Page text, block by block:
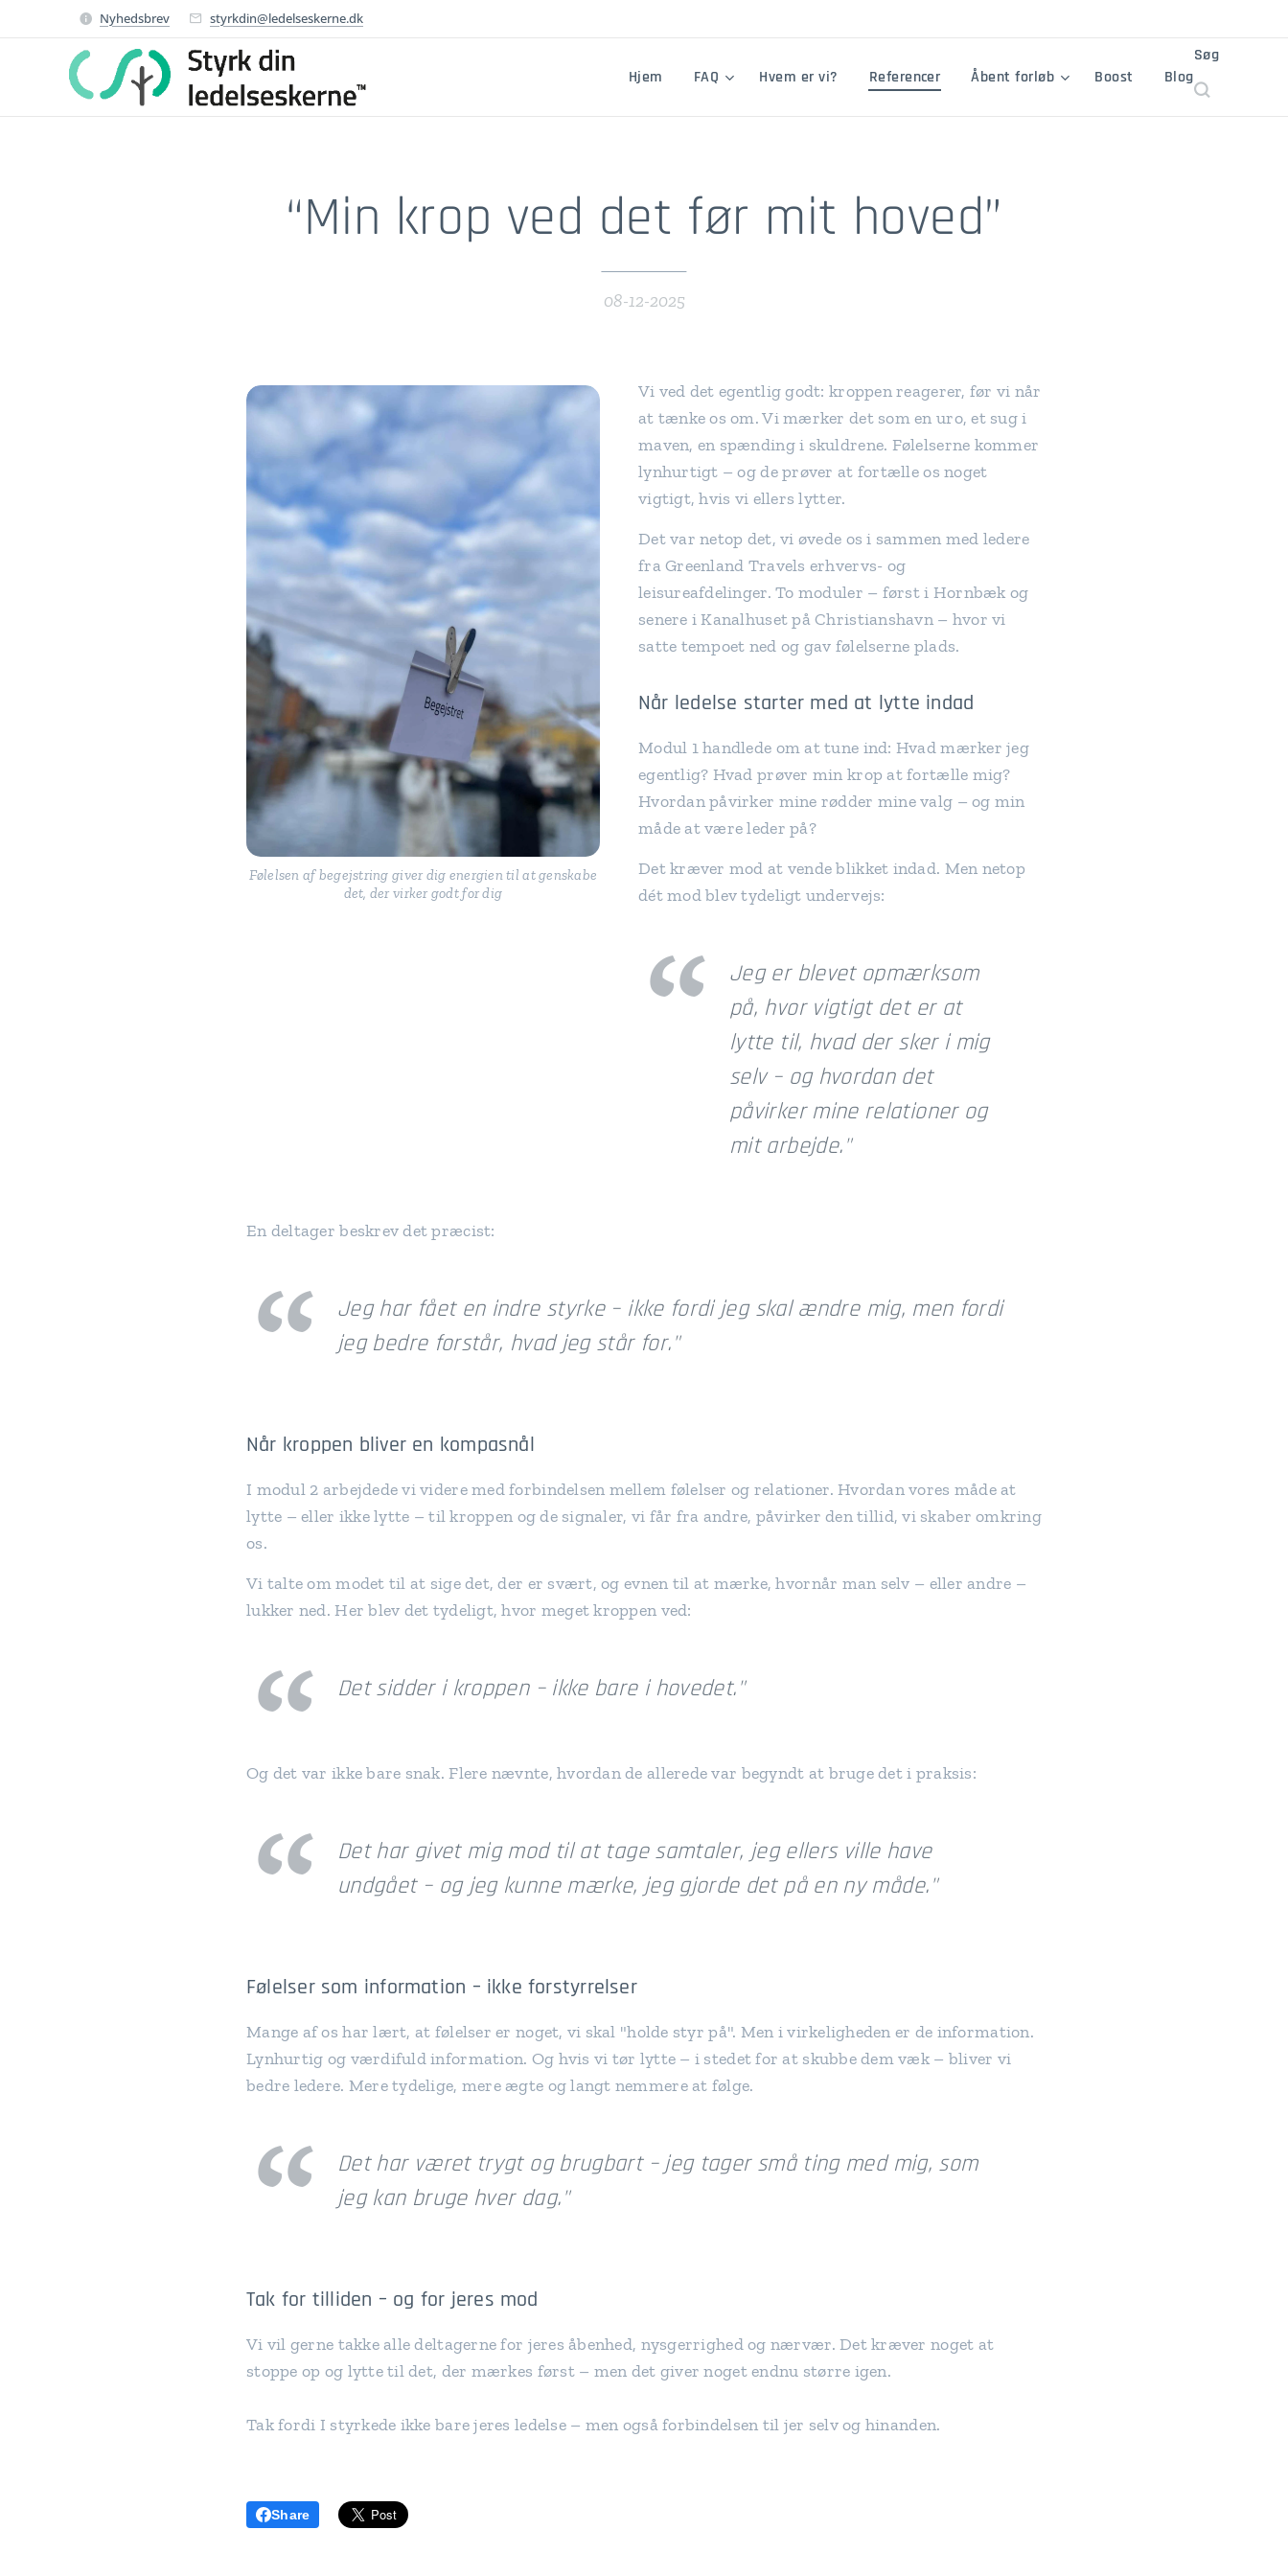
Nyhedsbrev styrkdin@ledelseskerne.dk
Hjem FAQ Hvem er vi? Referencer Åbent forløb Boost Blog
Søg
“Min krop ved det før mit hoved”
08-12-2025
Følelsen af begejstring giver dig energien til at genskabe
det, der virker godt for dig
Vi ved det egentlig godt: kroppen reagerer, før vi når
at tænke os om. Vi mærker det som en uro, et sug i
maven, en spænding i skuldrene. Følelserne kommer
lynhurtigt – og de prøver at fortælle os noget
vigtigt, hvis vi ellers lytter.
Det var netop det, vi øvede os i sammen med ledere
fra Greenland Travels erhvervs- og
leisureafdelinger. To moduler – først i Hornbæk og
senere i Kanalhuset på Christianshavn – hvor vi
satte tempoet ned og gav følelserne plads.
Når ledelse starter med at lytte indad
Modul 1 handlede om at tune ind: Hvad mærker jeg
egentlig? Hvad prøver min krop at fortælle mig?
Hvordan påvirker mine rødder mine valg – og min
måde at være leder på?
Det kræver mod at vende blikket indad. Men netop
dét mod blev tydeligt undervejs:
Jeg er blevet opmærksom
på, hvor vigtigt det er at
lytte til, hvad der sker i mig
selv – og hvordan det
påvirker mine relationer og
mit arbejde."
En deltager beskrev det præcist:
Jeg har fået en indre styrke – ikke fordi jeg skal ændre mig, men fordi
jeg bedre forstår, hvad jeg står for."
Når kroppen bliver en kompasnål
I modul 2 arbejdede vi videre med forbindelsen mellem følelser og relationer. Hvordan vores måde at
lytte – eller ikke lytte – til kroppen og de signaler, vi får fra andre, påvirker den tillid, vi skaber omkring
os.
Vi talte om modet til at sige det, der er svært, og evnen til at mærke, hvornår man selv – eller andre –
lukker ned. Her blev det tydeligt, hvor meget kroppen ved:
Det sidder i kroppen – ikke bare i hovedet."
Og det var ikke bare snak. Flere nævnte, hvordan de allerede var begyndt at bruge det i praksis:
Det har givet mig mod til at tage samtaler, jeg ellers ville have
undgået – og jeg kunne mærke, jeg gjorde det på en ny måde."
Følelser som information – ikke forstyrrelser
Mange af os har lært, at følelser er noget, vi skal "holde styr på". Men i virkeligheden er de information.
Lynhurtig og værdifuld information. Og hvis vi tør lytte – i stedet for at skubbe dem væk – bliver vi
bedre ledere. Mere tydelige, mere ægte og langt nemmere at følge.
Det har været trygt og brugbart – jeg tager små ting med mig, som
jeg kan bruge hver dag."
Tak for tilliden – og for jeres mod
Vi vil gerne takke alle deltagerne for jeres åbenhed, nysgerrighed og nærvær. Det kræver noget at
stoppe op og lytte til det, der mærkes først – men det giver noget endnu større igen.
Tak fordi I styrkede ikke bare jeres ledelse – men også forbindelsen til jer selv og hinanden.
Share